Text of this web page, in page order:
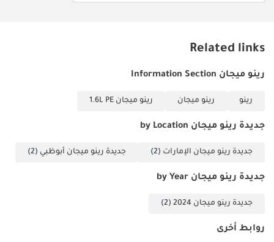
لسنوات طويلة،
السيارة خيارًا
Related links
رينو ميجان Information Section
رينو رينو ميجان رينو ميجان 1.6L PE
جديدة رينو ميجان by Location
جديدة رينو ميجان الإمارات (2) جديدة رينو ميجان أبوظبي (2)
جديدة رينو ميجان by Year
جديدة رينو ميجان 2024 (2)
روابط أخرى
الخليجي واقتصادها الاستثنائي في استهلاك الوقود، تُعتبر هذه السيارة من
المستعملة بالمنطقة.
تم إنشاء هذه الإحصاءات بواسطة الذكاء الاصطناعي اعتماداً على بيانات